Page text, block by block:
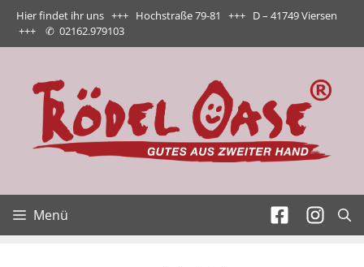
Zum
Inhalt
springen
Hier findet ihr uns +++ Hochstraße 79-81 +++ D – 41749 Viersen
+++ ✆ 02162.979103
Menü